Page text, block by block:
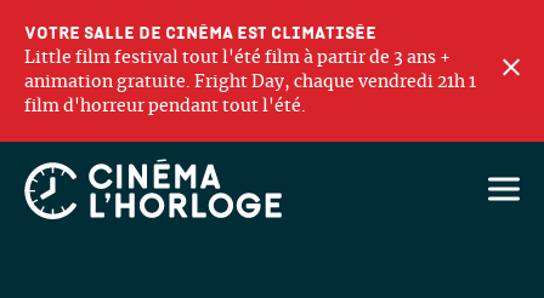
Votre salle de cinéma est climatisée
Little film festival tout l'été film à partir de 3 ans +
animation gratuite. Fright Day, chaque vendredi 21h 1
film d'horreur pendant tout l'été.